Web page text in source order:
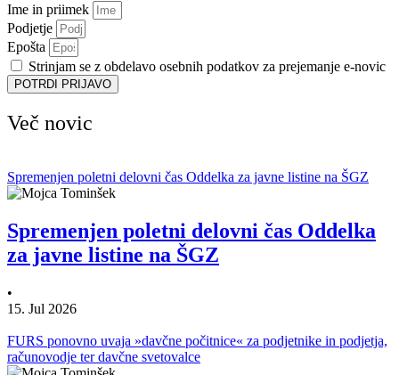
Ime in priimek
Podjetje
Epošta
Strinjam se z obdelavo osebnih podatkov za prejemanje e-novic
POTRDI PRIJAVO
Več novic
Spremenjen poletni delovni čas Oddelka za javne listine na ŠGZ
Spremenjen poletni delovni čas Oddelka
za javne listine na ŠGZ
•
15. Jul 2026
FURS ponovno uvaja »davčne počitnice« za podjetnike in podjetja,
računovodje ter davčne svetovalce